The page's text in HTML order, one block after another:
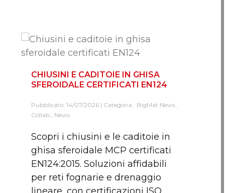
CHIUSINI E CADITOIE IN GHISA
SFEROIDALE CERTIFICATI EN124
Pubblicato: 14/07/2026 | Categoria : BigMat News
Collab
News
Scopri i chiusini e le caditoie in
ghisa sferoidale MCP certificati
EN124:2015. Soluzioni affidabili
per reti fognarie e drenaggio